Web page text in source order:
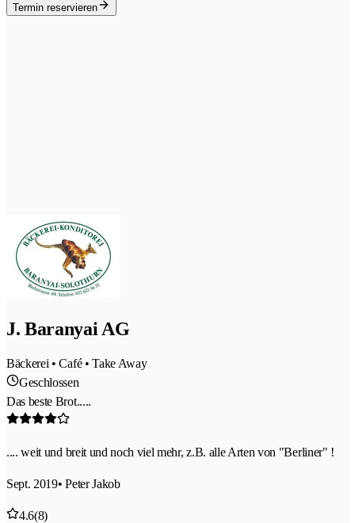
Termin reservieren
J. Baranyai AG
Bäckerei • Café • Take Away
Geschlossen
Das beste Brot.....
.... weit und breit und noch viel mehr, z.B. alle Arten von "Berliner" !
Sept. 2019• Peter Jakob
4.6(8)